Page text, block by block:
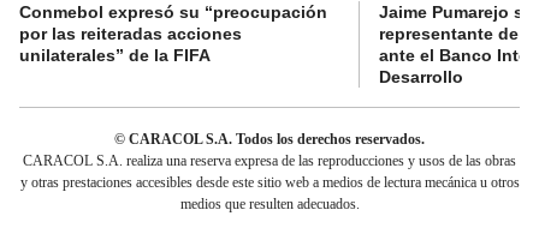
Conmebol expresó su “preocupación
por las reiteradas acciones
unilaterales” de la FIFA
Jaime Pumarejo
representante de
ante el Banco
Desarrollo
© CARACOL S.A. Todos los derechos reservados.
CARACOL S.A. realiza una reserva expresa de las reproducciones y usos de las obras
y otras prestaciones accesibles desde este sitio web a medios de lectura mecánica u otros
medios que resulten adecuados.